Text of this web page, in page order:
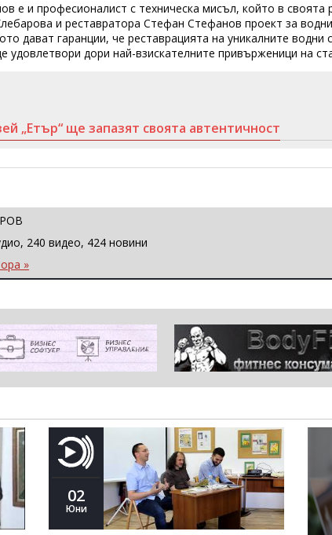
е и професионалист с техническа мисъл, който в своята
и реставратора Стефан Стефанов проект за
дават гаранции, че реставрацията на уникалните
удовлетвори дори най-взискателните привърженици на
„Етър“ ще запазят своята автентичност
240 видео, 424 новини
»
02
Юни